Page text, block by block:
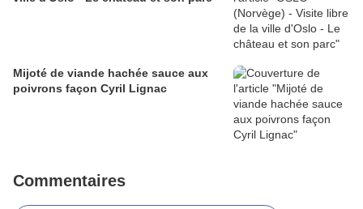
Mijoté de viande hachée sauce aux
poivrons façon Cyril Lignac
Commentaires